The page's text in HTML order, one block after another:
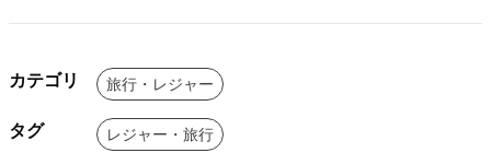
カテゴリ 旅行・レジャー
タグ レジャー・旅行